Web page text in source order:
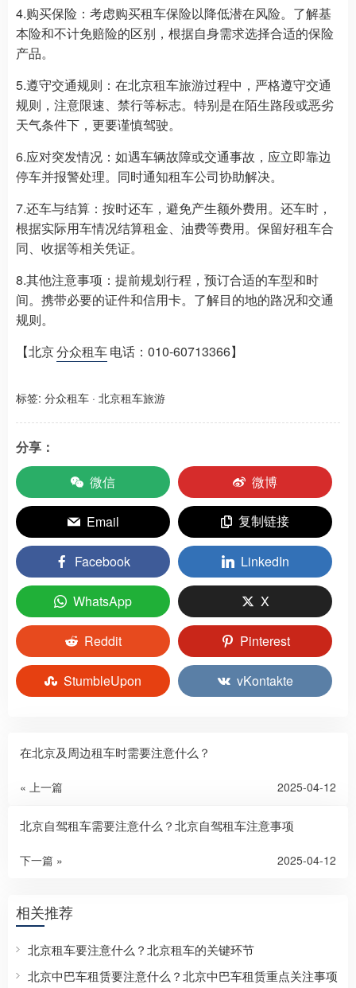
4.购买保险：考虑购买租车保险以降低潜在风险。了解基
本险和不计免赔险的区别，根据自身需求选择合适的保险
产品。
5.遵守交通规则：在北京租车旅游过程中，严格遵守交通
规则，注意限速、禁行等标志。特别是在陌生路段或恶劣
天气条件下，更要谨慎驾驶。
6.应对突发情况：如遇车辆故障或交通事故，应立即靠边
停车并报警处理。同时通知租车公司协助解决。
7.还车与结算：按时还车，避免产生额外费用。还车时，
根据实际用车情况结算租金、油费等费用。保留好租车合
同、收据等相关凭证。
8.其他注意事项：提前规划行程，预订合适的车型和时
间。携带必要的证件和信用卡。了解目的地的路况和交通
规则。
【北京分众租车电话：010-60713366】
标签: 分众租车 · 北京租车旅游
分享：
微信
微博
Email 复制链接
Facebook LinkedIn
WhatsApp X
Reddit Pinterest
StumbleUpon vKontakte
在北京及周边租车时需要注意什么？
« 上一篇 2025-04-12
北京自驾租车需要注意什么？北京自驾租车注意事项
下一篇 » 2025-04-12
相关推荐
北京租车要注意什么？北京租车的关键环节
北京中巴车租赁要注意什么？北京中巴车租赁重点关注事项